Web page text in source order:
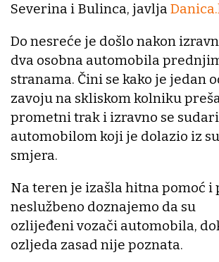
Severina i Bulinca, javlja
Do nesreće je došlo nakon
dva osobna automobila
stranama. Čini se kako je jedan
zavoju na skliskom kolniku
prometni trak i izravno se
automobilom koji je dolazio iz
smjera.
Na teren je izašla hitna pomoć i
neslužbeno doznajemo da su
ozlijeđeni vozači automobila,
ozljeda zasad nije poznata.